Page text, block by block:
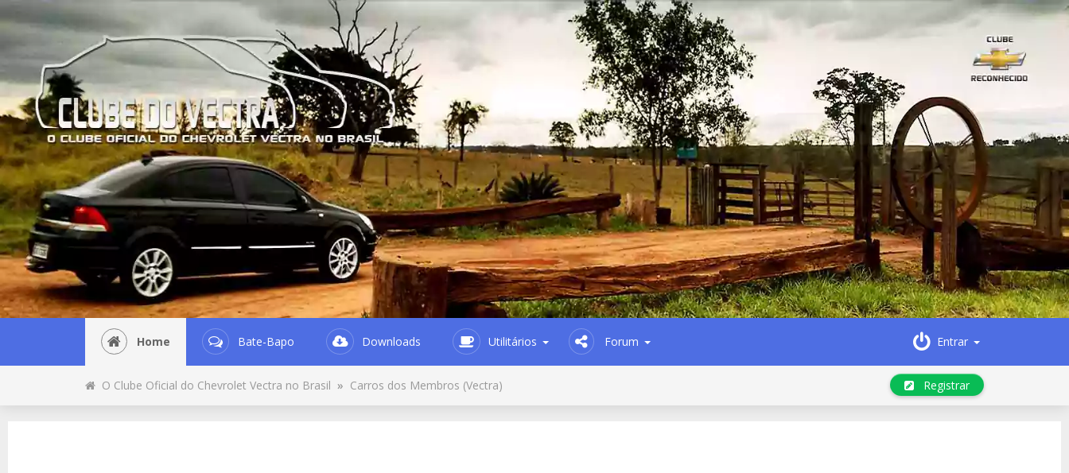
Home Bate-Bapo Downloads Utilitários Forum Entrar
O Clube Oficial do Chevrolet Vectra no Brasil » Carros dos Membros (Vectra) Registrar